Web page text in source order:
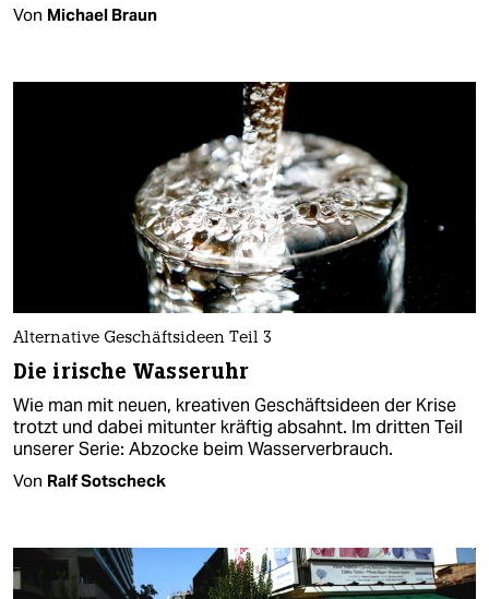
Von Michael Braun
Alternative Geschäftsideen Teil 3
Die irische Wasseruhr
Wie man mit neuen, kreativen Geschäftsideen der Krise
trotzt und dabei mitunter kräftig absahnt. Im dritten Teil
unserer Serie: Abzocke beim Wasserverbrauch.
Von Ralf Sotscheck